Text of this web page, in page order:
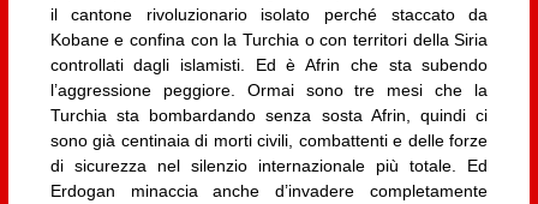
il cantone rivoluzionario isolato perché staccato da
Kobane e confina con la Turchia o con territori della Siria
controllati dagli islamisti. Ed è Afrin che sta subendo
l’aggressione peggiore. Ormai sono tre mesi che la
Turchia sta bombardando senza sosta Afrin, quindi ci
sono già centinaia di morti civili, combattenti e delle forze
di sicurezza nel silenzio internazionale più totale. Ed
Erdogan minaccia anche d’invadere completamente